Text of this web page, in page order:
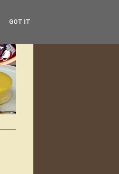
GOT IT